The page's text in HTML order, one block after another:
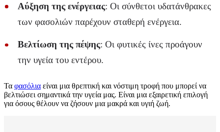
Αύξηση της ενέργειας: Οι σύνθετοι υδατάνθρακες
των φασολιών παρέχουν σταθερή ενέργεια.
Βελτίωση της πέψης: Οι φυτικές ίνες προάγουν
την υγεία του εντέρου.
Τα φασόλια είναι μια θρεπτική και νόστιμη τροφή που μπορεί να
βελτιώσει σημαντικά την υγεία μας. Είναι μια εξαιρετική επιλογή
για όσους θέλουν να ζήσουν μια μακρά και υγιή ζωή.